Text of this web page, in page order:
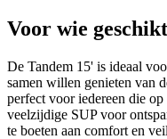
Voor wie geschikt
De Tandem 15' is ideaal
samen willen genieten van
perfect voor iedereen die
veelzijdige SUP voor
te boeten aan comfort en